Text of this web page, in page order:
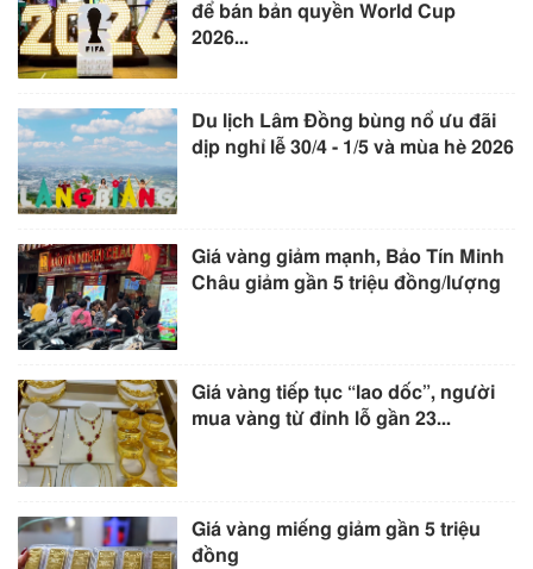
để bán bản quyền World Cup
2026...
Du lịch Lâm Đồng bùng nổ ưu đãi
dịp nghỉ lễ 30/4 - 1/5 và mùa hè 2026
Giá vàng giảm mạnh, Bảo Tín Minh
Châu giảm gần 5 triệu đồng/lượng
Giá vàng tiếp tục “lao dốc”, người
mua vàng từ đỉnh lỗ gần 23...
Giá vàng miếng giảm gần 5 triệu
đồng